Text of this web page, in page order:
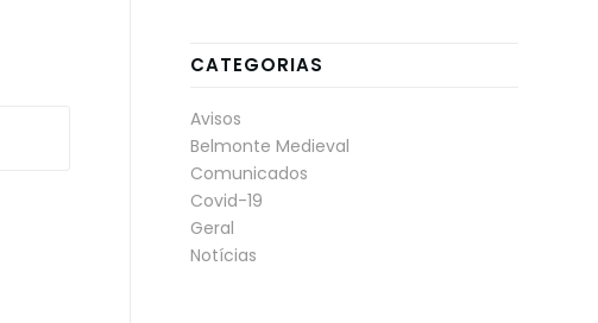
CATEGORIAS
Avisos
Belmonte Medieval
Comunicados
Covid-19
Geral
Notícias